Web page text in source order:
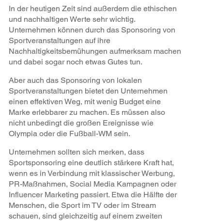
In der heutigen Zeit sind außerdem die ethischen
und nachhaltigen Werte sehr wichtig.
Unternehmen können durch das Sponsoring von
Sportveranstaltungen auf ihre
Nachhaltigkeitsbemühungen aufmerksam machen
und dabei sogar noch etwas Gutes tun.
Aber auch das Sponsoring von lokalen
Sportveranstaltungen bietet den Unternehmen
einen effektiven Weg, mit wenig Budget eine
Marke erlebbarer zu machen. Es müssen also
nicht unbedingt die großen Ereignisse wie
Olympia oder die Fußball-WM sein.
Unternehmen sollten sich merken, dass
Sportsponsoring eine deutlich stärkere Kraft hat,
wenn es in Verbindung mit klassischer Werbung,
PR-Maßnahmen, Social Media Kampagnen oder
Influencer Marketing passiert. Etwa die Hälfte der
Menschen, die Sport im TV oder im Stream
schauen, sind gleichzeitig auf einem zweiten